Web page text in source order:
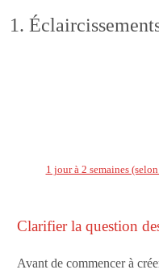
1.
1 jour à 2 semaines
Clarifier la question
Avant de commencer à